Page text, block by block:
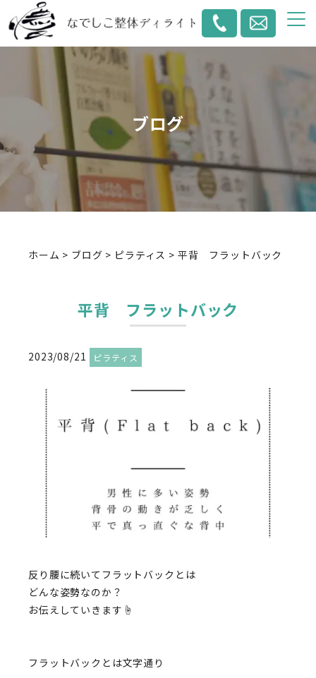
ブログ
ホーム > ブログ > ピラティス > 平背 フラットバック
平背 フラットバック
2023/08/21 ピラティス
反り腰に続いてフラットバックとは
どんな姿勢なのか？
お伝えしていきます☝️
フラットバックとは文字通り